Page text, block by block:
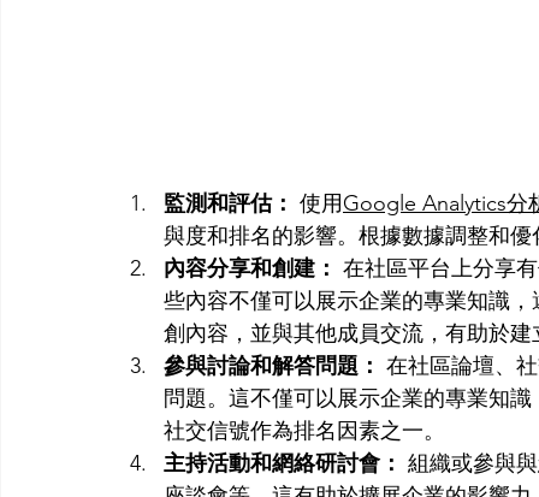
監測和評估： 使用Google Analytics分
與度和排名的影響。根據數據調整和
內容分享和創建： 在社區平台上分享
些內容不僅可以展示企業的專業知識
創內容，並與其他成員交流，有助於
參與討論和解答問題： 在社區論壇、
問題。這不僅可以展示企業的專業知
社交信號作為排名因素之一。
主持活動和網絡研討會： 組織或參與